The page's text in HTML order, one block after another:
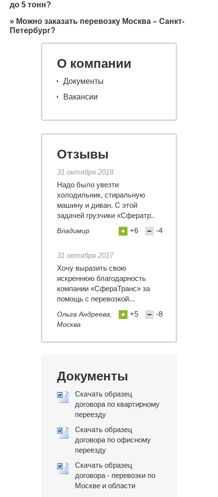
до 5 тонн?
» Можно заказать перевозку Москва – Санкт-
Петербург?
О компании
Документы
Вакансии
Отзывы
31 октября 2018
Надо было увезти
холодильник, стиральную
машину и диван. С этой
задачей грузчики «Сфератр..
Владимир +6 -4
31 октября 2017
Хочу выразить свою
искреннюю благодарность
компании «СфераТранс» за
помощь с перевозкой...
Ольга Андреева,
Москва
+5 -8
Документы
Скачать образец
договора по квартирному
переезду
Скачать образец
договора по офисному
переезду
Скачать образец
договора - перевозки по
Москве и области